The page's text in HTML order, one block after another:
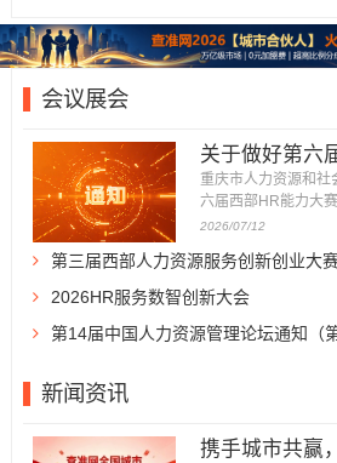
会议展会
关于做好第六
有关工作的通
重庆市人力资源和社
六届西部HR能力大
〔2026〕86号 各区
区人力社保局，市级
关企事业单位人力资
渝地区双城经济圈建
2026/07/12
第三届西部人力资源服务创新创业大
名...2026HR服务数智创新大会
第14届中国人力资源管理论坛通知（
新闻资讯
携手城市共赢